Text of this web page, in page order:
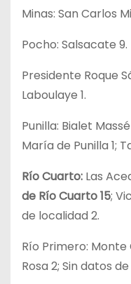
Minas: San Carlos
Pocho: Salsacate 9.
Presidente Roque
Laboulaye 1.
Punilla: Bialet
María de Punilla 1;
Río Cuarto: Las
de Río Cuarto 15;
de localidad 2.
Río Primero: Monte
Rosa 2; Sin datos